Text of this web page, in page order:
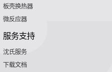
板壳换热器
微反应器
服务支持
沈氏服务
下载文档